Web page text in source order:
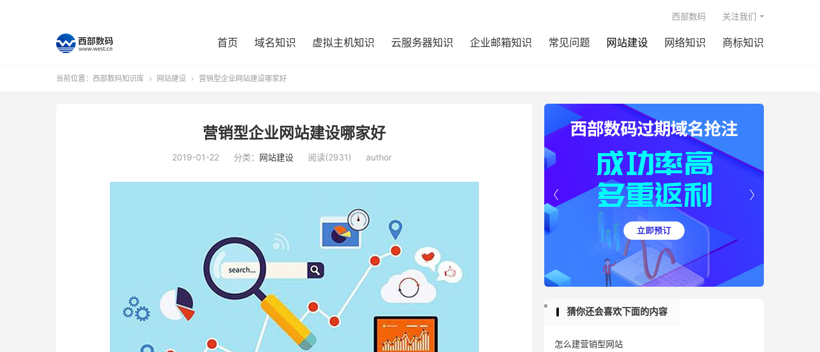
首页 域名知识 虚拟主机知识 云服务器知识 企业邮箱知识 常见问题 网站建设 网络知识 商标知识
西部数码 关注我们
当前位置： 西部数码知识库  网站建设  营销型企业网站建设哪家好
营销型企业网站建设哪家好
2019-01-22 分类： 网站建设 阅读(2931) author


猜你还会喜欢下面的内容
怎么建营销型网站